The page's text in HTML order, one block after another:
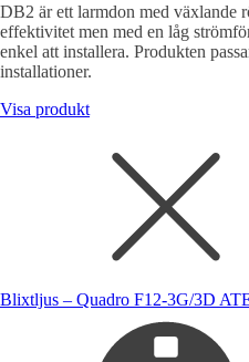
DB2 är ett larmdon med växlande
effektivitet men med en låg
enkel att installera. Produkten
installationer.
Visa produkt
Blixtljus – Quadro F12-3G/3D